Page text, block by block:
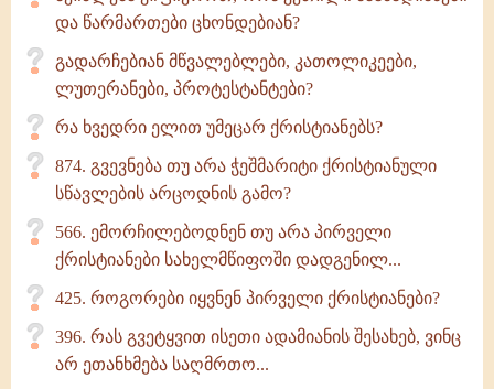
და წარმართები ცხონდებიან?
გადარჩებიან მწვალებლები, კათოლიკეები,
ლუთერანები, პროტესტანტები?
რა ხვედრი ელით უმეცარ ქრისტიანებს?
874. გვევნება თუ არა ჭეშმარიტი ქრისტიანული
სწავლების არცოდნის გამო?
566. ემორჩილებოდნენ თუ არა პირველი
ქრისტიანები სახელმწიფოში დადგენილ...
425. როგორები იყვნენ პირველი ქრისტიანები?
396. რას გვეტყვით ისეთი ადამიანის შესახებ, ვინც
არ ეთანხმება საღმრთო...